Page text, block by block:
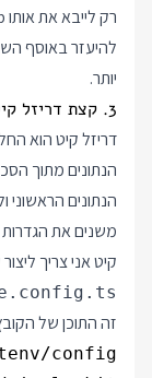
יותר.
3. קצת דריזל קיט
דריזל קיט הוא
הנתונים מתוך
הנתונים
משנים את
קיט אני צריך
זה התוכן של